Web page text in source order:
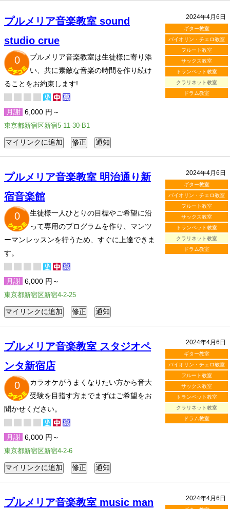
2024年4月6日
ギター教室
バイオリン・チェロ教室
フルート教室
サックス教室
トランペット教室
クラリネット教室
ドラム教室
プルメリア音楽教室 sound
studio crue
0
プルメリア音楽教室は生徒様に寄り添
い、共に素敵な音楽の時間を作り続け
ることをお約束します!
月謝 6,000 円～
東京都新宿区新宿5-11-30-B1
2024年4月6日
ギター教室
バイオリン・チェロ教室
フルート教室
サックス教室
トランペット教室
クラリネット教室
ドラム教室
プルメリア音楽教室 明治通り新
宿音楽館
0
生徒様一人ひとりの目標やご希望に沿
って専用のプログラムを作り、マンツ
ーマンレッスンを行うため、すぐに上達できま
す。
月謝 6,000 円～
東京都新宿区新宿4-2-25
2024年4月6日
ギター教室
バイオリン・チェロ教室
フルート教室
サックス教室
トランペット教室
クラリネット教室
ドラム教室
プルメリア音楽教室 スタジオペ
ンタ新宿店
0
カラオケがうまくなりたい方から音大
受験を目指す方までまずはご希望をお
聞かせください。
月謝 6,000 円～
東京都新宿区新宿4-2-6
2024年4月6日
プルメリア音楽教室 music man